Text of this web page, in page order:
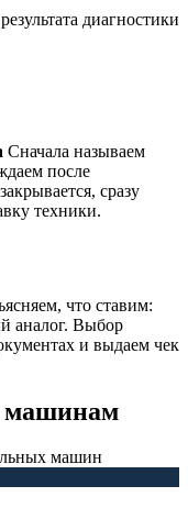
диагностики
Сначала называем
после
сразу
техники.
что ставим:
аналог. Выбор
и выдаем чек
машинам
машин